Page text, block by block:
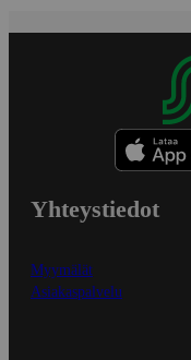
Yhteystiedot
Myymälät
Asiakaspalvelu